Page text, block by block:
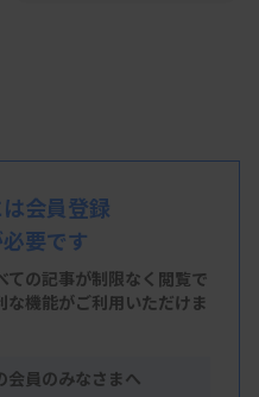
会員登録
必要です
ての記事が制限なく閲覧で
機能がご利用いただけま
会員のみなさまへ